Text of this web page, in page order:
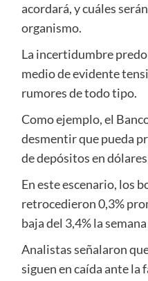
acordará, y cuáles
organismo.
La incertidumbre
medio de evidente
rumores de todo tipo.
Como ejemplo, el
desmentir que pueda
de depósitos en
En este escenario, los
retrocedieron 0,3%
baja del 3,4% la
Analistas señalaron
siguen en caída ante la